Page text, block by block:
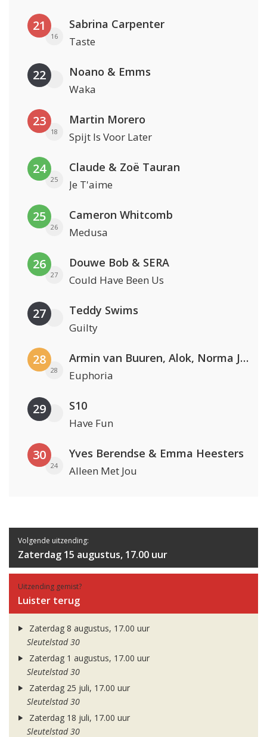
21
16
Sabrina Carpenter
Taste
22 Noano & Emms
Waka
23
18
Martin Morero
Spijt Is Voor Later
24
25
Claude & Zoë Tauran
Je T'aime
25
26
Cameron Whitcomb
Medusa
26
27
Douwe Bob & SERA
Could Have Been Us
27 Teddy Swims
Guilty
28
28
Armin van Buuren, Alok, Norma Jean Martine & LAWRENT
Euphoria
29 S10
Have Fun
30
24
Yves Berendse & Emma Heesters
Alleen Met Jou
Volgende uitzending:
Zaterdag 15 augustus, 17.00 uur
Uitzending gemist?
Luister terug
Zaterdag 8 augustus, 17.00 uur
Sleutelstad 30
Zaterdag 1 augustus, 17.00 uur
Sleutelstad 30
Zaterdag 25 juli, 17.00 uur
Sleutelstad 30
Zaterdag 18 juli, 17.00 uur
Sleutelstad 30